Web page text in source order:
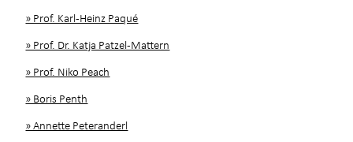
» Prof. Karl-Heinz Paqué
» Prof. Dr. Katja Patzel-Mattern
» Prof. Niko Peach
» Boris Penth
» Annette Peteranderl